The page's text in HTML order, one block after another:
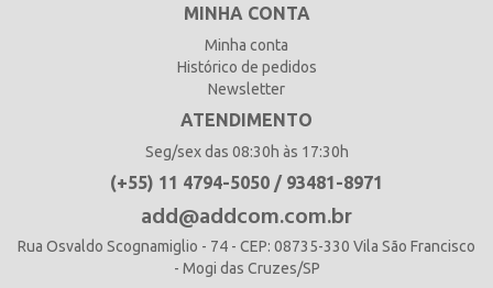
MINHA CONTA
Minha conta
Histórico de pedidos
Newsletter
ATENDIMENTO
Seg/sex das 08:30h às 17:30h
(+55) 11 4794-5050 / 93481-8971
add@addcom.com.br
Rua Osvaldo Scognamiglio - 74 - CEP: 08735-330 Vila São Francisco
- Mogi das Cruzes/SP